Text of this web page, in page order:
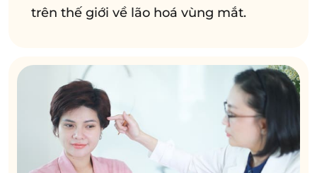
trên thế giới về lão hoá vùng mắt.